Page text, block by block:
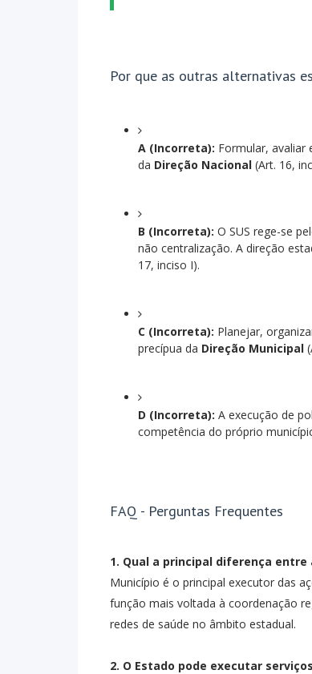
Por que as outras alternativas
A (Incorreta): Formular, avaliar
da Direção Nacional (Art. 16,
B (Incorreta): O SUS rege-se
não centralização. A direção
17, inciso I).
C (Incorreta): Planejar,
precípua da Direção Municipal
D (Incorreta): A execução de
competência do próprio
FAQ - Perguntas Frequentes
1. Qual a principal diferença entre
Município é o principal executor das
função mais voltada à coordenação
redes de saúde no âmbito estadual.
2. O Estado pode executar